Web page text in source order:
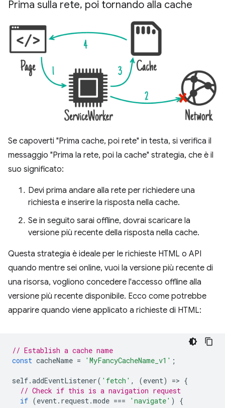
Prima sulla rete, poi tornando alla cache
Se capoverti "Prima cache, poi rete" in testa, si verifica il
messaggio "Prima la rete, poi la cache" strategia, che è il
suo significato:
Devi prima andare alla rete per richiedere una
richiesta e inserire la risposta nella cache.
Se in seguito sarai offline, dovrai scaricare la
versione più recente della risposta nella cache.
Questa strategia è ideale per le richieste HTML o API
quando mentre sei online, vuoi la versione più recente di
una risorsa, vogliono concedere l'accesso offline alla
versione più recente disponibile. Ecco come potrebbe
apparire quando viene applicato a richieste di HTML:
// Establish a cache name
const cacheName = 'MyFancyCacheName_v1' ;
self.addEventListener( 'fetch' , (event) => {
// Check if this is a navigation request
if (event. request.mode === 'navigate' )
{